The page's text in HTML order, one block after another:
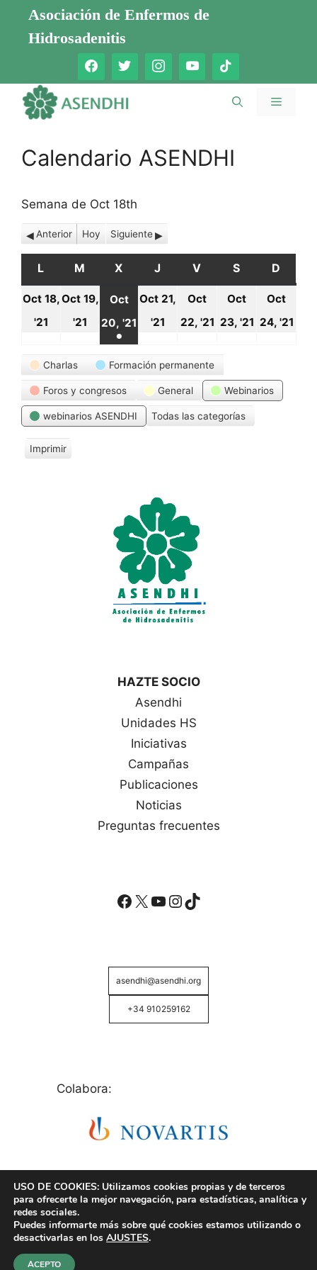
Saltar
contenido
Asociación de Enfermos de
Hidrosadenitis
Menú
Calendario ASENDHI
Semana de Oct 18th
Anterior Hoy Siguiente
L LUNES
M MARTES
X MIÉRCOLES
J JUEVES
V VIERNES
S SÁBADO
D
Oct 18,
'21
octubre,
2021
Oct 19,
'21
19
octubre,
2021
Oct
20, '21
20
octubre,
2021
●
(1
event)
Oct 21,
'21
21
2021
Oct
22, '21 22
2021
Oct
23, '21 23
Oct
24, '21
Categorías
Charlas Formación permanente
Foros y congresos General Webinarios
webinarios ASENDHI Todas las categorías
Imprimir
V
HAZTE SOCIO
Asendhi
Unidades HS
Iniciativas
Campañas
Publicaciones
Noticias
Preguntas frecuentes
Facebook
X YouTube
Instagram
TikTok
asendhi@asendhi.org
+34 910259162
Colabora:
© Copyright 2026 ASENDHI - Asociación de Enfermos
USO DE COOKIES: Utilizamos cookies propias y de terceros
para ofrecerte la mejor navegación, para estadísticas, analítica y
redes sociales.
Puedes informarte más sobre qué cookies estamos utilizando o
desactivarlas en los AJUSTES.
ACEPTO